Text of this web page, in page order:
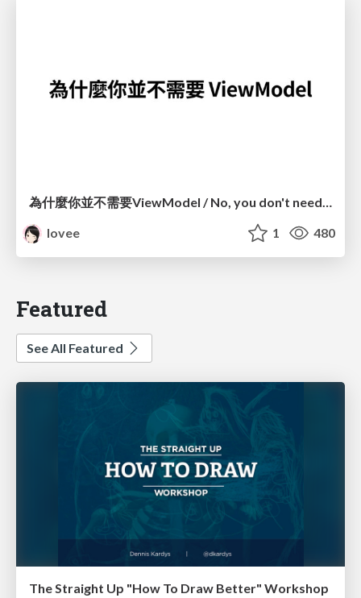
lovee
1 480
Featured
See All Featured
The Straight Up "How To Draw Better" Workshop